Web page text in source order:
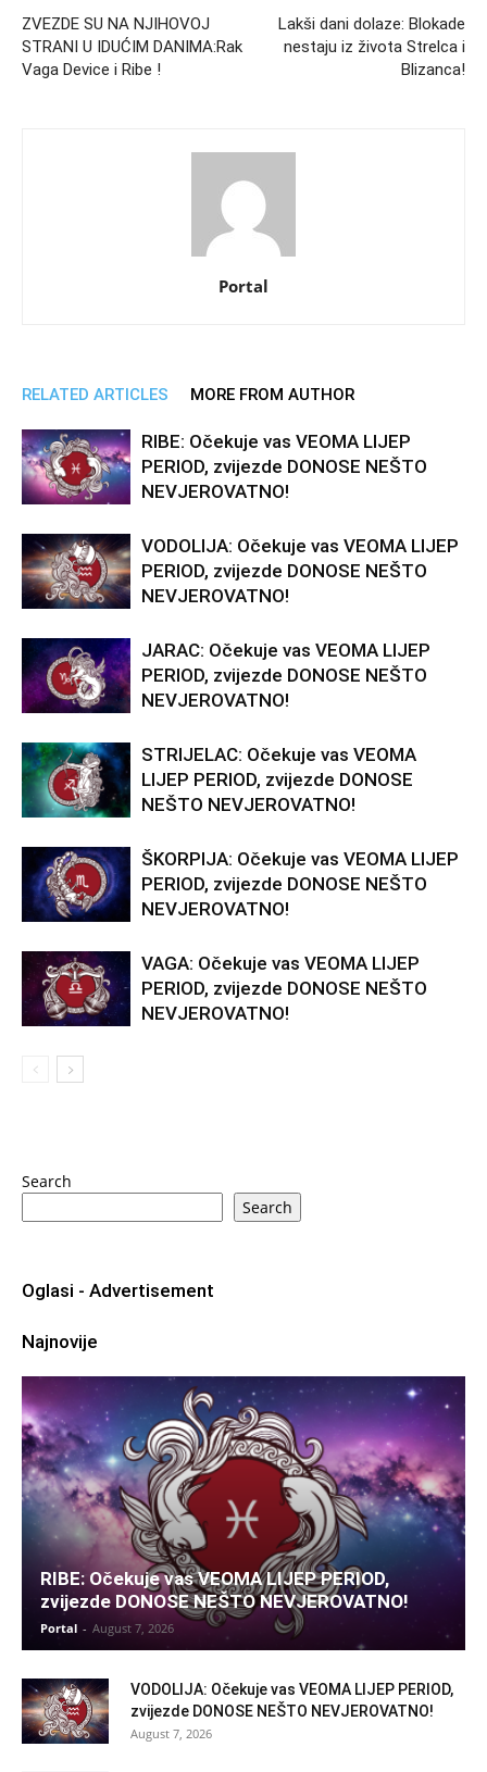
ZVEZDE SU NA NJIHOVOJ
STRANI U IDUĆIM DANIMA:Rak
Vaga Device i Ribe !
Lakši dani dolaze: Blokade
nestaju iz života Strelca i
Blizanca!
Portal
RELATED ARTICLES MORE FROM AUTHOR
RIBE: Očekuje vas VEOMA LIJEP
PERIOD, zvijezde DONOSE NEŠTO
NEVJEROVATNO!
VODOLIJA: Očekuje vas VEOMA LIJEP
PERIOD, zvijezde DONOSE NEŠTO
NEVJEROVATNO!
JARAC: Očekuje vas VEOMA LIJEP
PERIOD, zvijezde DONOSE NEŠTO
NEVJEROVATNO!
STRIJELAC: Očekuje vas VEOMA
LIJEP PERIOD, zvijezde DONOSE
NEŠTO NEVJEROVATNO!
ŠKORPIJA: Očekuje vas VEOMA LIJEP
PERIOD, zvijezde DONOSE NEŠTO
NEVJEROVATNO!
VAGA: Očekuje vas VEOMA LIJEP
PERIOD, zvijezde DONOSE NEŠTO
NEVJEROVATNO!
Search
Search
Oglasi - Advertisement
Najnovije
RIBE: Očekuje vas VEOMA LIJEP PERIOD,
zvijezde DONOSE NEŠTO NEVJEROVATNO!
Portal - August 7, 2026
VODOLIJA: Očekuje vas VEOMA LIJEP PERIOD,
zvijezde DONOSE NEŠTO NEVJEROVATNO!
August 7, 2026